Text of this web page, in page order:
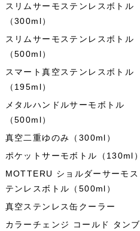
スリムサーモステンレスボトル
（300ml）
スリムサーモステンレスボトル
（500ml）
スマート真空ステンレスボトル
（195ml）
メタルハンドルサーモボトル
（500ml）
真空二重ゆのみ（300ml）
ポケットサーモボトル（130ml）
MOTTERU ショルダーサーモス
テンレスボトル（500ml）
真空ステンレス缶クーラー
カラーチェンジ コールド タンブ